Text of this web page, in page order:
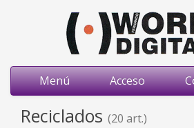
Menú Acceso
Reciclados (20 art.)